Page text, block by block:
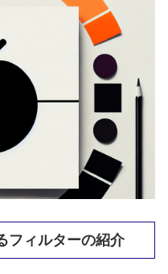
フィルターの紹介